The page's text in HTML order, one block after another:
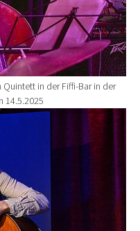
in der Fiffi-Bar in der
14.5.2025